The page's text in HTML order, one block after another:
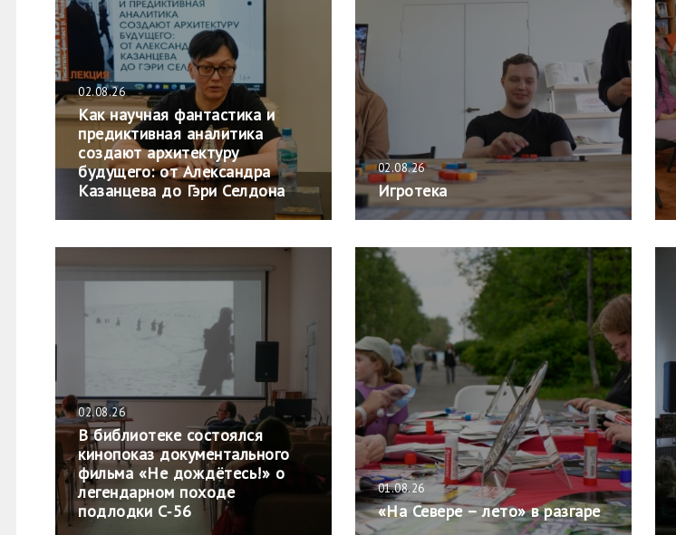
02.08.26
Как научная фантастика и
предиктивная аналитика
создают архитектуру
будущего: от Александра
Казанцева до Гэри Селдона
02.08.26
Игротека
02.08.26
В библиотеке состоялся
кинопоказ документального
фильма «Не дождётесь!» о
легендарном походе
подлодки С‑56
01.08.26
«На Севере – лето» в разгаре